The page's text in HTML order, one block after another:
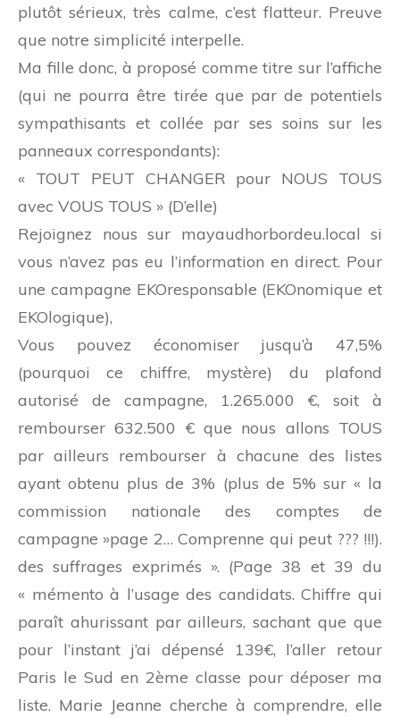
plutôt sérieux, très calme, c’est flatteur. Preuve
que notre simplicité interpelle.
Ma fille donc, à proposé comme titre sur l’affiche
(qui ne pourra être tirée que par de potentiels
sympathisants et collée par ses soins sur les
panneaux correspondants):
« TOUT PEUT CHANGER pour NOUS TOUS
avec VOUS TOUS » (D’elle)
Rejoignez nous sur mayaudhorbordeu.local si
vous n’avez pas eu l’information en direct. Pour
une campagne EKOresponsable (EKOnomique et
EKOlogique),
Vous pouvez économiser jusqu’à 47,5%
(pourquoi ce chiffre, mystère) du plafond
autorisé de campagne, 1.265.000 €, soit à
rembourser 632.500 € que nous allons TOUS
par ailleurs rembourser à chacune des listes
ayant obtenu plus de 3% (plus de 5% sur « la
commission nationale des comptes de
campagne »page 2… Comprenne qui peut ??? !!!).
des suffrages exprimés ». (Page 38 et 39 du
« mémento à l’usage des candidats. Chiffre qui
paraît ahurissant par ailleurs, sachant que que
pour l’instant j’ai dépensé 139€, l’aller retour
Paris le Sud en 2ème classe pour déposer ma
liste. Marie Jeanne cherche à comprendre, elle